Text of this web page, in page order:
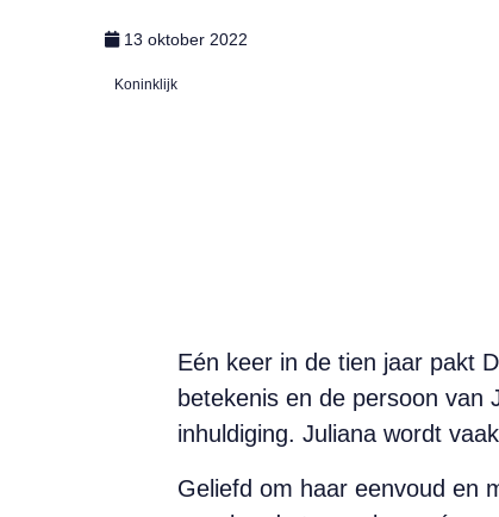
13 oktober 2022
Koninklijk
Eén keer in de tien jaar pakt
betekenis en de persoon van
inhuldiging. Juliana wordt
Geliefd om haar eenvoud en